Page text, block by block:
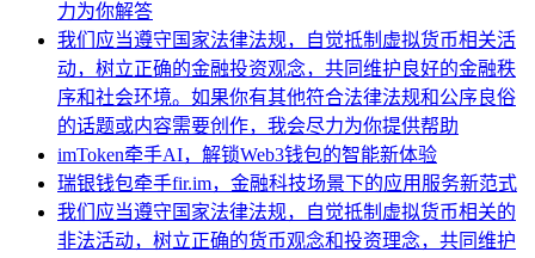
力为你解答
我们应当遵守国家法律法规，自觉抵制虚拟货币相关活
动，树立正确的金融投资观念，共同维护良好的金融秩
序和社会环境。如果你有其他符合法律法规和公序良俗
的话题或内容需要创作，我会尽力为你提供帮助
imToken牵手AI，解锁Web3钱包的智能新体验
瑞银钱包牵手fir.im，金融科技场景下的应用服务新范式
我们应当遵守国家法律法规，自觉抵制虚拟货币相关的
非法活动，树立正确的货币观念和投资理念，共同维护